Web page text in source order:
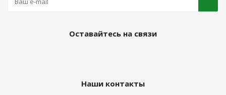
Оставайтесь на связи
Наши контакты